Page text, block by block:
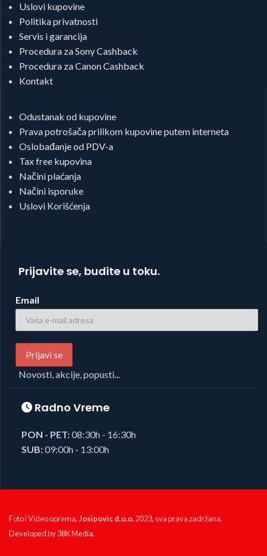
Uslovi kupovine
Politika privatnosti
Servis i garancija
Procedura za Sony Cashback
Procedura za Canon Cashback
Kontakt
Odustanak od kupovine
Prava potrošača prilikom kupovine putem interneta
Oslobađanje od PDV-a
Tax free kupovina
Načini plaćanja
Načini isporuke
Uslovi Korišćenja
Prijavite se, budite u toku.
Email
Novosti, akcije, popusti...
Radno Vreme
PON - PET:08:30h - 16:30h
SUB:09:00h - 13:00h
Foto i Video oprema,Josipovic d.o.o.2023, sva prava zadržana.
Developed by38K Media.